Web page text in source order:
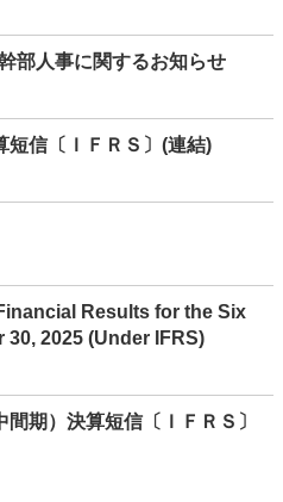
部人事に関するお知らせ
短信〔ＩＦＲＳ〕(連結)
Results for the Six
2025 (Under IFRS)
期）決算短信〔ＩＦＲＳ〕